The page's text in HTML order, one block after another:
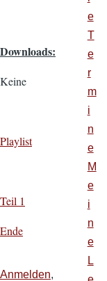
Downloads:
Keine
Playlist
Teil 1
Ende
Anmelden,
e
T
e
r
m
i
n
e
M
e
i
n
e
L